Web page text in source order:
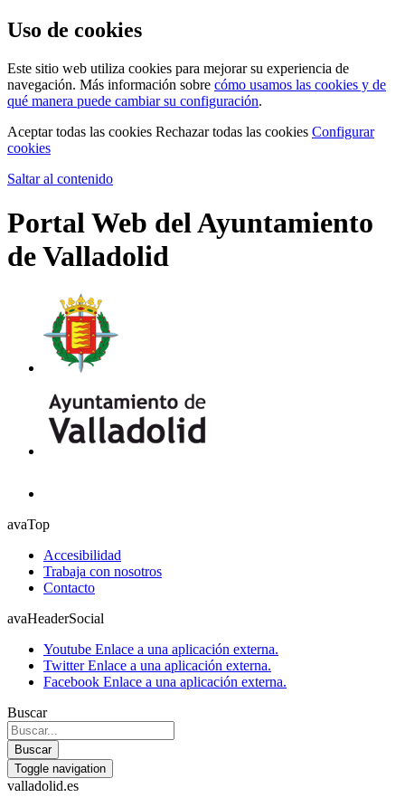
Uso de cookies
Este sitio web utiliza cookies para mejorar su experiencia de
navegación. Más información sobre cómo usamos las cookies y de
qué manera puede cambiar su configuración.
Aceptar todas las cookies Rechazar todas las cookies Configurar
cookies
Saltar al contenido
Portal Web del Ayuntamiento
de Valladolid
avaTop
Accesibilidad
Trabaja con nosotros
Contacto
avaHeaderSocial
Youtube Enlace a una aplicación externa.
TwitterEnlace a una aplicación externa.
Facebook Enlace a una aplicación externa.
Buscar
Buscar
Toggle navigation
valladolid.es